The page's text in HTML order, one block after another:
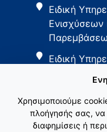
Ειδική
Ειδική
Χρησιμοποιούμε
πλοήγησής σας,
διαφημίσεις ή